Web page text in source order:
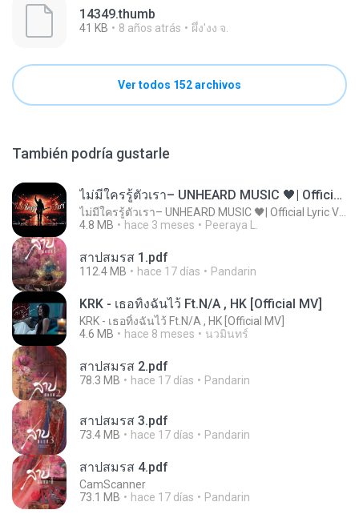
14349.thumb
41 KB 8 años atrás ผึ้ง'งง จ.
Ver todos 152 archivos
También podría gustarle
ไม่มีใครรู้ตัวเรา– UNHEARD MUSIC 🖤| Official Lyric Video | เพลงสู้ชีวิต
4.8 MB
hace 3 meses Peeraya L.
สาปสมรส 1.pdf
112.4 MB hace 17 días Pandarin
KRK - เธอทิ้งฉันไว้ Ft.N/A , HK [Official MV]
KRK - เธอทิ้งฉันไว้ Ft.N/A , HK [Official MV]
4.6 MB
hace 8 meses นวมินทร์
สาปสมรส 2.pdf
78.3 MB hace 17 días Pandarin
สาปสมรส 3.pdf
73.4 MB hace 17 días Pandarin
สาปสมรส 4.pdf
CamScanner
73.1 MB
hace 17 días Pandarin